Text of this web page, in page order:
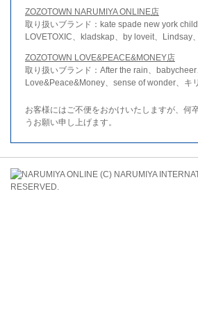
ZOZOTOWN NARUMIYA ONLINE店
取り扱いブランド：kate spade new york
LOVETOXIC、kladskap、by loveit、Lindsay
ZOZOTOWN LOVE&PEACE&MONEY店
取り扱いブランド：After the rain、babycheer
Love&Peace&Money、sense of wonder、キ
お客様にはご不便をおかけいたしますが、何
うお願い申し上げます。